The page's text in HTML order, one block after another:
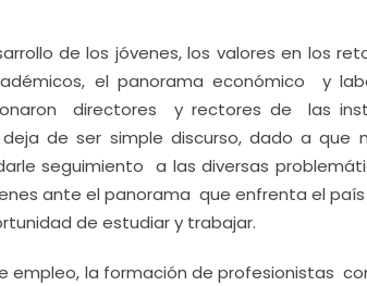
de los jóvenes, los valores en los
el panorama económico y
directores y rectores de las
de ser simple discurso, dado a que
seguimiento a las diversas
ante el panorama que enfrenta el país
de estudiar y trabajar.
empleo, la formación de profesionistas